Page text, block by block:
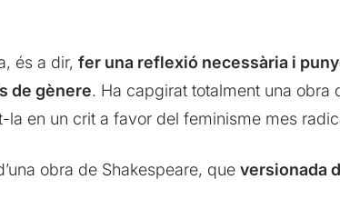
és a dir, fer una reflexió necessària i
de gènere. Ha capgirat totalment una obra
en un crit a favor del feminisme mes
obra de Shakespeare, que versionada